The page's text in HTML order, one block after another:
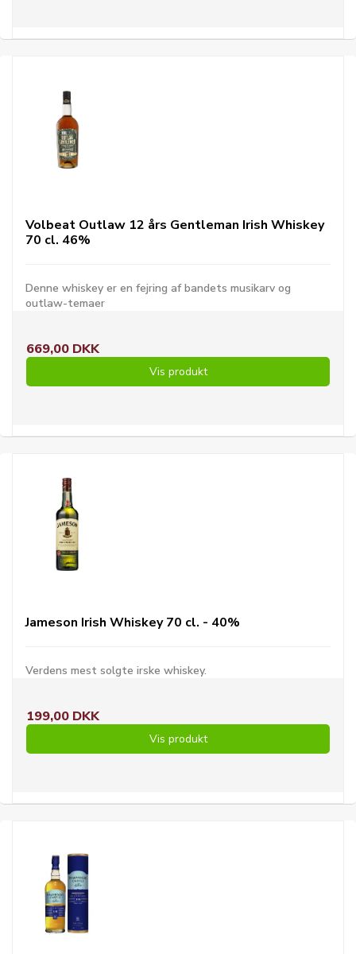
Volbeat Outlaw 12 års Gentleman Irish Whiskey
70 cl. 46%
Denne whiskey er en fejring af bandets musikarv og
outlaw-temaer
669,00 DKK
Vis produkt
Jameson Irish Whiskey 70 cl. - 40%
Verdens mest solgte irske whiskey.
199,00 DKK
Vis produkt